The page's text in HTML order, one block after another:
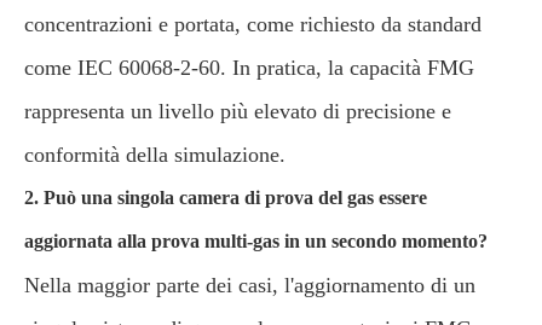
concentrazioni e portata, come richiesto da standard
come IEC 60068-2-60. In pratica, la capacità FMG
rappresenta un livello più elevato di precisione e
conformità della simulazione.
2. Può una singola camera di prova del gas essere
aggiornata alla prova multi-gas in un secondo momento?
Nella maggior parte dei casi, l'aggiornamento di un